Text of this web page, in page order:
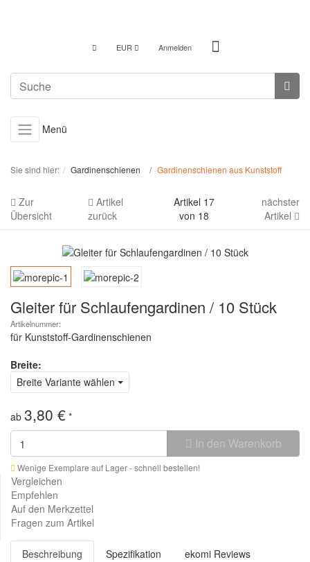
EUR Anmelden
Menü
Sie sind hier: Gardinenschienen Gardinenschienen aus Kunststoff
Zur
Übersicht
Artikel
zurück
Artikel 17
von 18
nächster
Artikel
Gleiter für Schlaufengardinen / 10 Stück
Artikelnummer:
für Kunststoff-Gardinenschienen
Breite:
Breite Variante wählen
ab 3,80 € *
In den Warenkorb
Wenige Exemplare auf Lager - schnell bestellen!
Vergleichen
Empfehlen
Auf den Merkzettel
Fragen zum Artikel
Beschreibung Spezifikation ekomi Reviews